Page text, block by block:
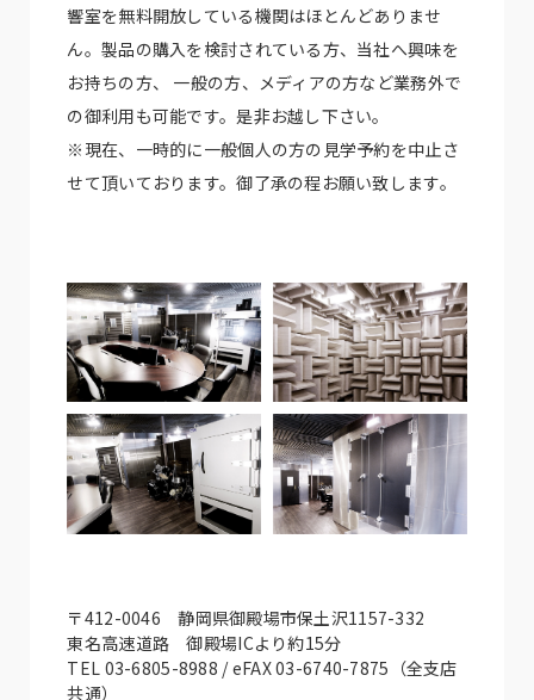
響室を無料開放している機関はほとんどありませ
ん。製品の購入を検討されている方、当社へ興味を
お持ちの方、 一般の方、メディアの方など業務外で
の御利用も可能です。是非お越し下さい。
※現在、一時的に一般個人の方の見学予約を中止さ
せて頂いております。御了承の程お願い致します。
〒412-0046 静岡県御殿場市保土沢1157-332
東名高速道路 御殿場ICより約15分
TEL 03-6805-8988 / eFAX 03-6740-7875（全支店
共通）